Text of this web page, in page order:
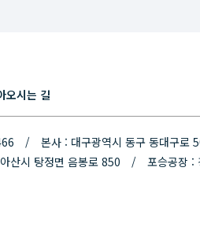
오시는 길
/ 본사 : 대구광역시 동구 동대구
아산시 탕정면 음봉로 850 / 포승공장 :